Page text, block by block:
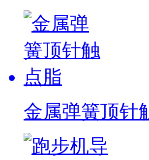
金属弹簧顶针